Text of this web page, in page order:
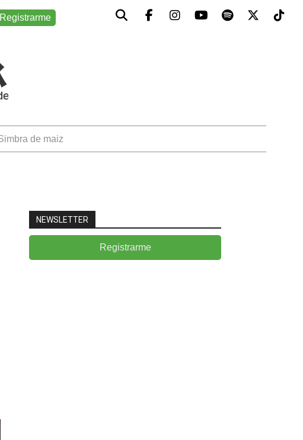
Registrarme
simbra de maiz
NEWSLETTER
Registrarme